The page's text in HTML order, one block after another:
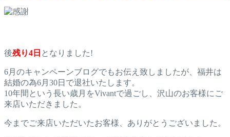
後残り4日 となりました!
6月のキャンペーンブログでもお伝え致しましたが、福井は
結婚の為6月30日で退社いたします。
10年間という長い歳月をVivantで過ごし、沢山のお客様にご
来店いただきました。
今までご来店いただいたお客様、ありがとうございました。